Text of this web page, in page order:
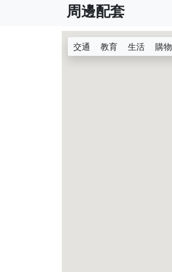
周邊配套
交通 教育 生活 購物